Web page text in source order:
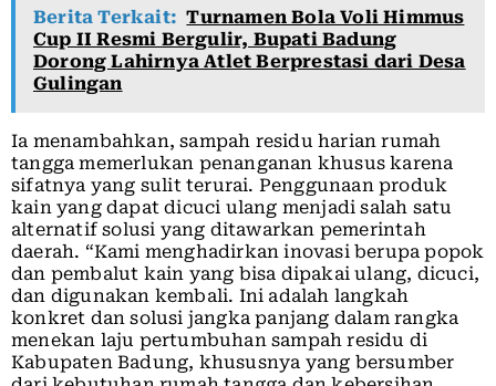
Berita Terkait: Turnamen Bola Voli Himmus
Cup II Resmi Bergulir, Bupati Badung
Dorong Lahirnya Atlet Berprestasi dari Desa
Gulingan
Ia menambahkan, sampah residu harian rumah
tangga memerlukan penanganan khusus karena
sifatnya yang sulit terurai. Penggunaan produk
kain yang dapat dicuci ulang menjadi salah satu
alternatif solusi yang ditawarkan pemerintah
daerah. “Kami menghadirkan inovasi berupa popok
dan pembalut kain yang bisa dipakai ulang, dicuci,
dan digunakan kembali. Ini adalah langkah
konkret dan solusi jangka panjang dalam rangka
menekan laju pertumbuhan sampah residu di
Kabupaten Badung, khususnya yang bersumber